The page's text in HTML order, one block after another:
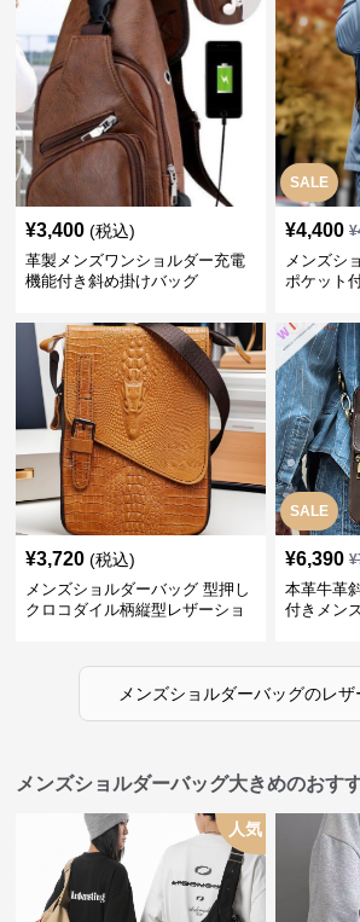
¥3,400 (税込)
革製メンズワンショルダー充電
機能付き斜め掛けバッグ
SALE
¥4,400 ¥
メンズシ
ポケット
¥3,720 (税込)
メンズショルダーバッグ 型押し
クロコダイル柄縦型レザーショ
SALE
¥6,390 ¥
本革牛革
付きメン
メンズショルダーバッグのレザ
メンズショルダーバッグ大きめのおす
人気